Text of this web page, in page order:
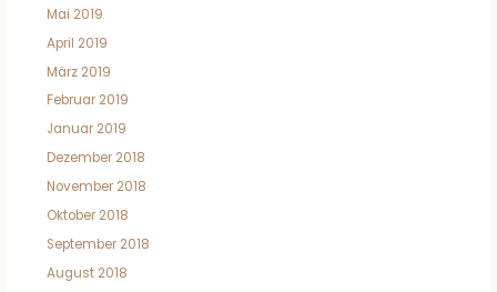
Mai 2019
April 2019
März 2019
Februar 2019
Januar 2019
Dezember 2018
November 2018
Oktober 2018
September 2018
August 2018